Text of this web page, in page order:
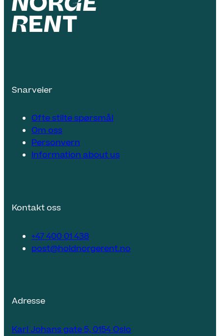
Snarveier
Ofte stilte spørsmål
Om oss
Personvern
Information about us
Kontakt oss
+47 400 01 438
post@holdnorgerent.no
Adresse
Karl Johans gate 5, 0154 Oslo